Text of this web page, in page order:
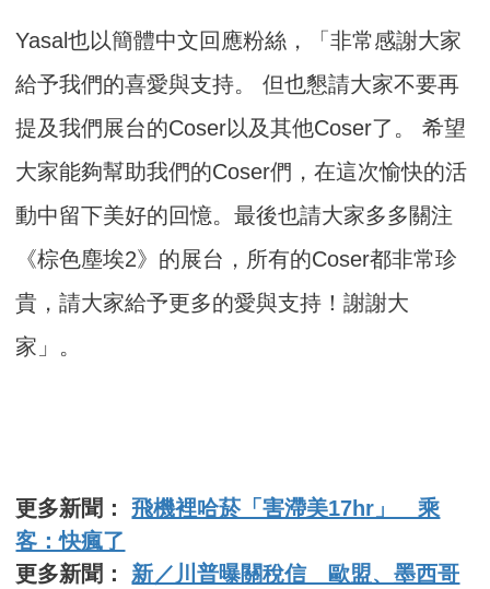
Yasal也以簡體中文回應粉絲，「非常感謝大家
給予我們的喜愛與支持。 但也懇請大家不要再
提及我們展台的Coser以及其他Coser了。 希望
大家能夠幫助我們的Coser們，在這次愉快的活
動中留下美好的回憶。最後也請大家多多關注
《棕色塵埃2》的展台，所有的Coser都非常珍
貴，請大家給予更多的愛與支持！謝謝大
家」。
更多新聞：飛機裡哈菸「害滯美17hr」 乘
客：快瘋了
更多新聞： 新／川普曝關稅信 歐盟、墨西哥